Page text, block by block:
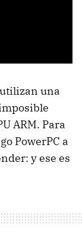
una
ARM. Para
PowerPC a
y ese es